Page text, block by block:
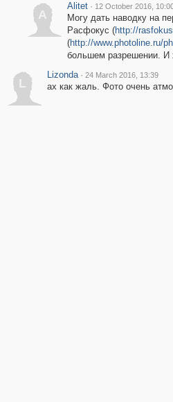
A
Alitet · 12 October 2016,
Могу дать наводку на
Расфокус (http://
(http://www.photoline.ru/
большем разрешении. И
L
Lizonda · 24 March 2016, 13:39
ах как жаль. Фото очень